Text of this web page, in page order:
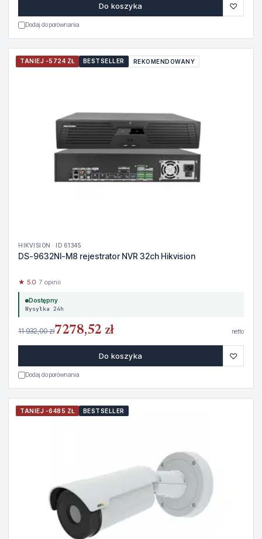
Do koszyka ♡
Dodaj do porównania
TANIEJ -5724 ZŁ BESTSELLER REKOMENDOWANY
HIKVISION · ID 61345
DS-9632NI-M8 rejestrator NVR 32ch Hikvision
★ 5.0· 7 opinii
Dostępny
Wysyłka 24h
11 932,00 zł7278,52 zł netto
Do koszyka ♡
Dodaj do porównania
TANIEJ -6485 ZŁ BESTSELLER